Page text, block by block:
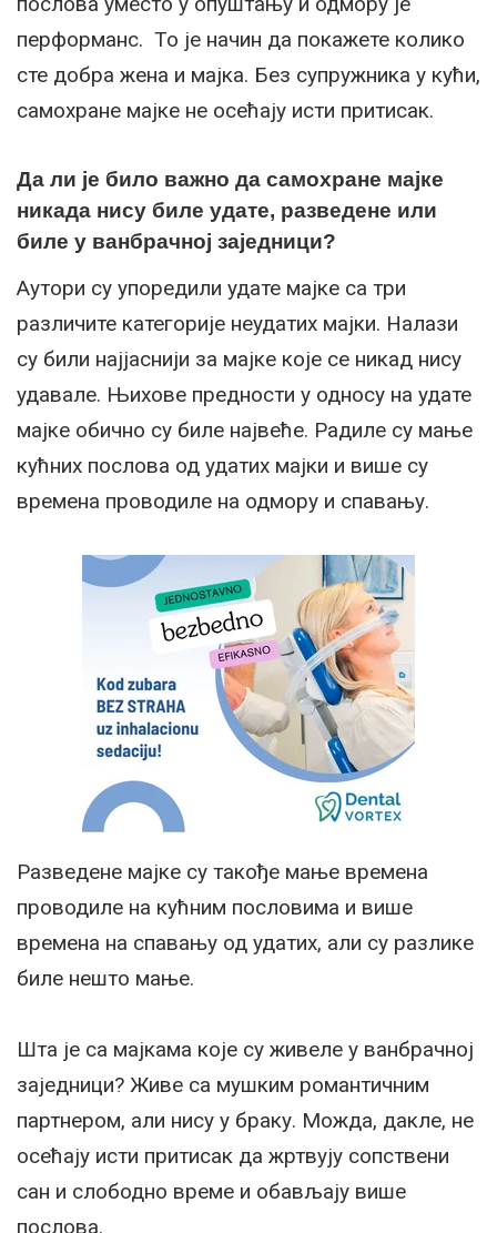
перформанс. То је начин да покажете колико
сте добра жена и мајка. Без супружника у кући,
самохране мајке не осећају исти притисак.
Да ли је било важно да самохране мајке
никада нису биле удате, разведене или
биле у ванбрачној заједници?
Аутори су упоредили удате мајке са три
различите категорије неудатих мајки. Налази
су били најјаснији за мајке које се никад нису
удавале. Њихове предности у односу на удате
мајке обично су биле највеће. Радиле су мање
кућних послова од удатих мајки и више су
времена проводиле на одмору и спавању.
Разведене мајке су такође мање времена
проводиле на кућним пословима и више
времена на спавању од удатих, али су разлике
биле нешто мање.
Шта је са мајкама које су живеле у ванбрачној
заједници? Живе са мушким романтичним
партнером, али нису у браку. Можда, дакле, не
осећају исти притисак да жртвују сопствени
сан и слободно време и обављају више
послова.